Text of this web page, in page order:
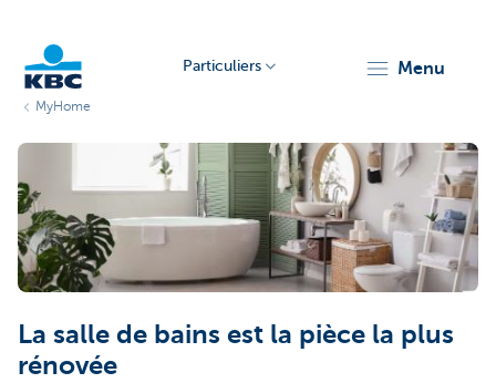
Particuliers menu
MyHome
La salle de bains est la pièce la plus
rénovée